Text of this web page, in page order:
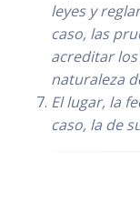
leyes y
caso, las
acreditar
naturaleza
El lugar, la
caso, la de